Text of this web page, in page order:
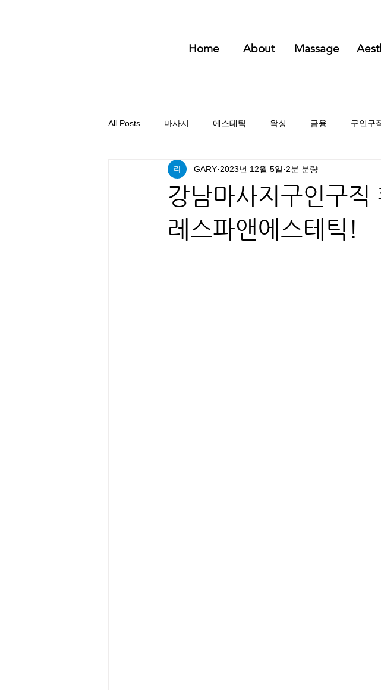
Home About Massage
All Posts 마사지 에스테틱 왁싱 금융 구인구
강남마사지구인구직
레스파앤에스테틱!
GARY 2023년 12월 5일 2분 분량